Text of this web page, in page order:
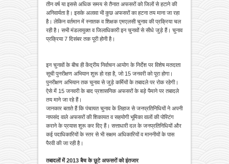
तीन वर्ष या इससे अधिक समय से तैनात अफसरों को जिलों से हटाने की
अनिवार्यता है। इसके अलावा भी कुछ अफसरों का हटना तय माना जा रहा
है। लेकिन वर्तमान में स्नातक व शिक्षक एमएलसी चुनाव की प्रक्रिया चल
रही है। सभी मंडलायुक्त व जिलाधिकारी इन चुनावों से सीधे जुड़े हैं। चुनाव
प्रक्रिया 7 दिसंबर तक पूरी होनी है।
इन चुनावों के बीच ही केंद्रीय निर्वाचन आयोग के निर्देश पर विशेष मतदाता
सूची पुनरीक्षण अभियान शुरू हो रहा है, जो 15 जनवरी को पूरा होगा।
पुनरीक्षण अभियान तक चुनाव से जुड़े कर्मियों के तबादले पर रोक रहेगी।
ऐसे में 15 जनवरी के बाद प्रशासनिक अफसरों के बड़े पैमाने पर तबादले
तय माने जा रहे हैं।
जानकार बताते हैं कि पंचायत चुनाव के लिहाज से जनप्रतिनिधियों ने अपनी
नापसंद वाले अफसरों की शिकायत व सहयोगी भूमिका वालों की पोस्टिंग
कराने के प्रयास शुरू कर दिए हैं। सत्ताधारी दल के जनप्रतिनिधियों और
कई पदाधिकारियों के स्तर से भी सक्षम अधिकारियों व माननीयों के पास
पैरवी की जा रही है।
तबादलों में 2013 बैच के छूटे अफसरों को इंतजार